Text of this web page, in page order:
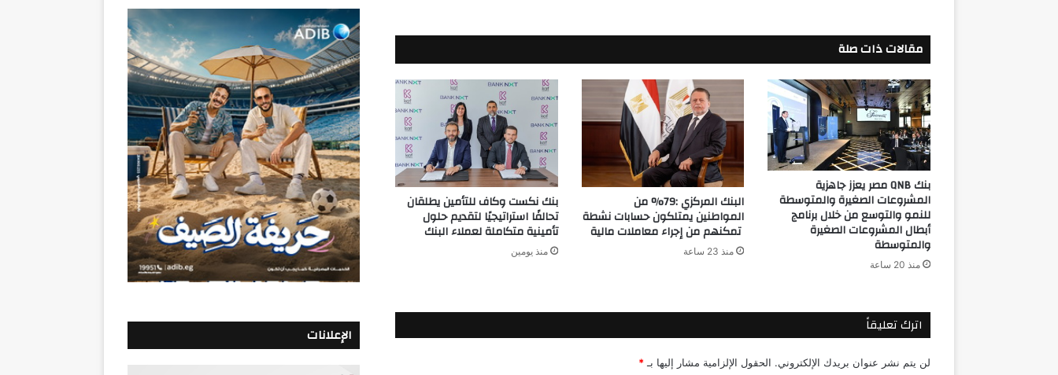
مقالات ذات صلة
بنك QNB مصر يعزز جاهزية
المشروعات الصغيرة والمتوسطة
للنمو والتوسع من خلال برنامج
أبطال المشروعات الصغيرة
والمتوسطة
منذ 20 ساعة
البنك المركزي :79% من
المواطنين يمتلكون حسابات نشطة
تمكنهم من إجراء معاملات مالية
منذ 23 ساعة
بنك نكست وكاف للتأمين يطلقان
تحالفًا استراتيجيًا لتقديم حلول
تأمينية متكاملة لعملاء البنك
منذ يومين
اترك تعليقاً
لن يتم نشر عنوان بريدك الإلكتروني. الحقول الإلزامية مشار إليها بـ *
الإعلانات